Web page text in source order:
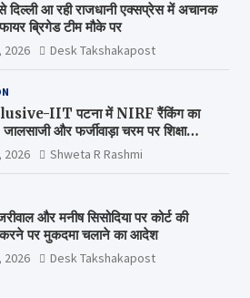
दिल्ली आ रही राजधानी एक्सप्रेस में अचानक
ब्रिगेड टीम मौके पर
2026 Desk Takshakapost
IIT पटना में NIRF रैंकिंग का
और फर्जीवाड़ा चरम पर शिक्षा
जागेगा ?
2026 Shweta R Rashmi
और मनीष सिसोदिया पर कोर्ट की
पर मुकदमा चलाने का आदेश
2026 Desk Takshakapost